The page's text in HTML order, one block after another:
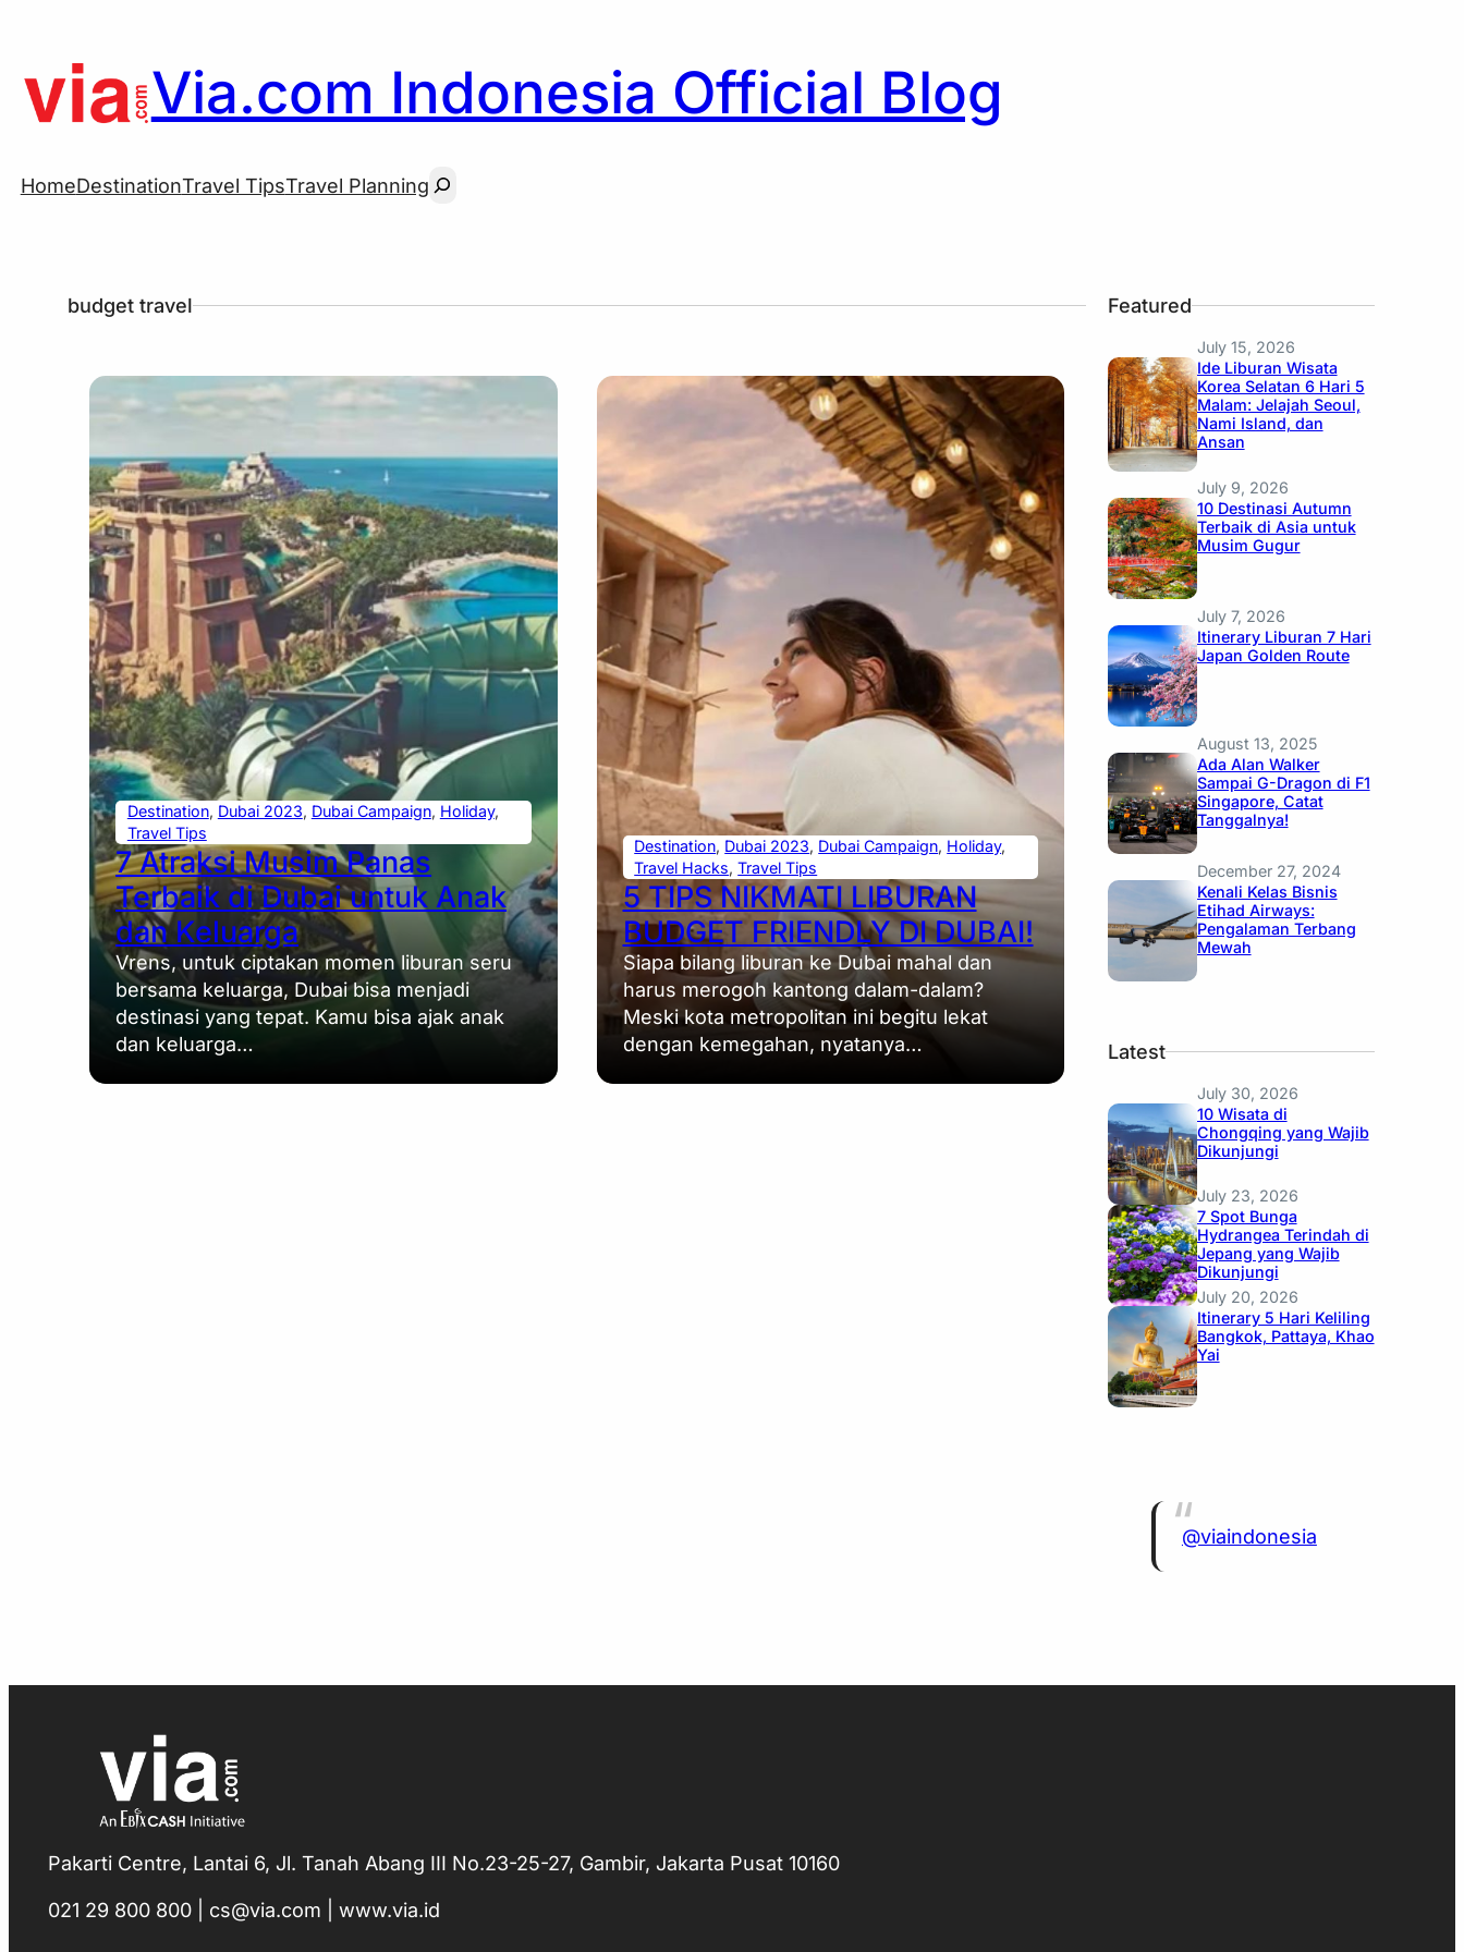
Via.com Indonesia Official Blog
HomeDestinationTravel TipsTravel PlanningSearch
budget travel
Destination, Dubai 2023, Dubai Campaign, Holiday
Travel Tips
7 Atraksi Musim Panas
Terbaik di Dubai untuk Anak
dan Keluarga
Vrens, untuk ciptakan momen liburan seru
bersama keluarga, Dubai bisa menjadi
destinasi yang tepat. Kamu bisa ajak anak
dan keluarga…
Destination, Dubai 2023, Dubai Campaign, Holiday
Travel Hacks, Travel Tips
5 TIPS NIKMATI LIBURAN
BUDGET FRIENDLY DI DUBAI!
Siapa bilang liburan ke Dubai mahal dan
harus merogoh kantong dalam-dalam?
Meski kota metropolitan ini begitu lekat
dengan kemegahan, nyatanya…
Featured
July 15, 2026
Ide Liburan Wisata
Korea Selatan 6 Hari 5
Malam: Jelajah Seoul,
Nami Island, dan
Ansan
July 9, 2026
10 Destinasi Autumn
Terbaik di Asia untuk
Musim Gugur
July 7, 2026
Itinerary Liburan 7 Hari
Japan Golden Route
August 13, 2025
Ada Alan Walker
Sampai G-Dragon di F1
Singapore, Catat
Tanggalnya!
December 27, 2024
Kenali Kelas Bisnis
Etihad Airways:
Pengalaman Terbang
Mewah
Latest
July 30, 2026
10 Wisata di
Chongqing yang Wajib
Dikunjungi
July 23, 2026
7 Spot Bunga
Hydrangea Terindah di
Jepang yang Wajib
Dikunjungi
July 20, 2026
Itinerary 5 Hari Keliling
Bangkok, Pattaya, Khao
Yai
@viaindonesia
Pakarti Centre, Lantai 6, Jl. Tanah Abang III No.23-25-27, Gambir, Jakarta Pusat 10160
021 29 800 800 | cs@via.com | www.via.id